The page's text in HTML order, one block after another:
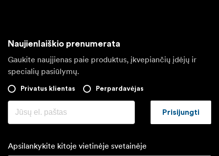
Naujienlaiškio prenumerata
Gaukite naujjienas paie produktus, įkvepiančių įdėjų ir
specialių pasiūlymų.
Privatus klientas Perpardavėjas
Prisijungti
Apsilankykite kitoje vietinėje svetainėje